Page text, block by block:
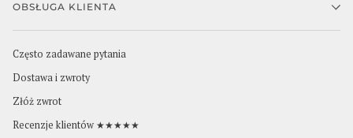
OBSŁUGA KLIENTA
Często zadawane pytania
Dostawa i zwroty
Złóż zwrot
Recenzje klientów ★★★★★